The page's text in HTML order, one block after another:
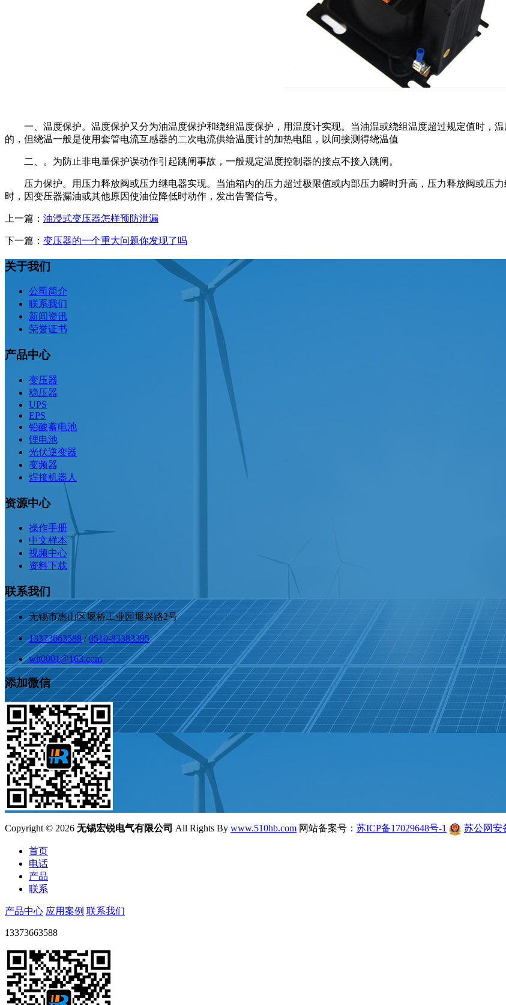
一、温度保护。温度保护又分为油温度保护和绕组温度保护，用温度计实现。当油温或绕组温度超过规定值时，
的，但绕温一般是使用套管电流互感器的二次电流供给温度计的加热电阻，以间接测得绕温值
二、。为防止非电量保护误动作引起跳闸事故，一般规定温度控制器的接点不接入跳闸。
压力保护。用压力释放阀或压力继电器实现。当油箱内的压力超过极限值或内部压力瞬时升高，压力释放阀或压
时，因变压器漏油或其他原因使油位降低时动作，发出告警信号。
上一篇： 油浸式变压器怎样预防泄漏
下一篇： 变压器的一个重大问题你发现了吗
关于我们
公司简介
联系我们
新闻资讯
荣誉证书
产品中心
变压器
稳压器
UPS
EPS
铅酸蓄电池
锂电池
光伏逆变器
变频器
焊接机器人
资源中心
操作手册
中文样本
视频中心
资料下载
联系我们
无锡市惠山区堰桥工业园堰兴路2号
13373663588/0510-83383395
wh0001@163.com
添加微信
Copyright © 2026 无锡宏锐电气有限公司 All Rights By www.510hb.com 网站备案号： 苏ICP备17029648号-1 苏公网安
首页
电话
产品
联系
产品中心 应用案例 联系我们
13373663588